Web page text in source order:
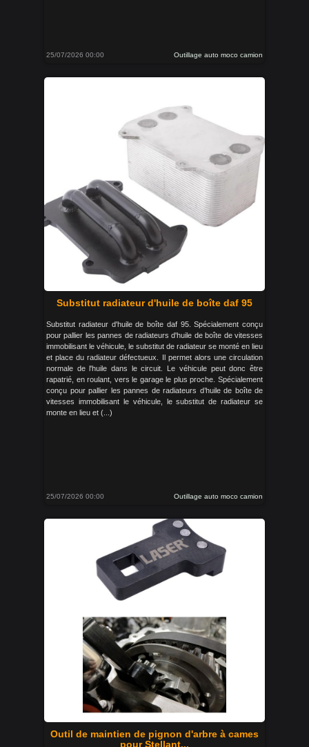
25/07/2026 00:00 Outillage auto moco camion
Substitut radiateur d'huile de boîte daf 95
Substitut radiateur d'huile de boîte daf 95. Spécialement conçu
pour pallier les pannes de radiateurs d'huile de boîte de vitesses
immobilisant le véhicule, le substitut de radiateur se monté en lieu
et place du radiateur défectueux. Il permet alors une circulation
normale de l'huile dans le circuit. Le véhicule peut donc être
rapatrié, en roulant, vers le garage le plus proche. Spécialement
conçu pour pallier les pannes de radiateurs d’huile de boîte de
vitesses immobilisant le véhicule, le substitut de radiateur se
monte en lieu et (...)
25/07/2026 00:00 Outillage auto moco camion
Outil de maintien de pignon d'arbre à cames
pour Stellant...